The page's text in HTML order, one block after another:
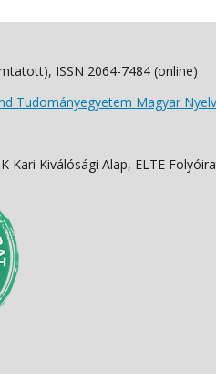
ISSN 2064-7484 (online)
Tudományegyetem Magyar
Kari Kiválósági Alap, ELTE